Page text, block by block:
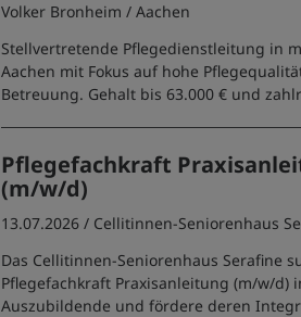
Volker Bronheim / Aachen
Stellvertretende Pflegedienstleitung in
Aachen mit Fokus auf hohe
Betreuung. Gehalt bis 63.000 € und
Pflegefachkraft
(m/w/d)
13.07.2026 / Cellitinnen-Seniorenhaus
Das Cellitinnen-Seniorenhaus Serafine
Pflegefachkraft Praxisanleitung (m/w/d)
Auszubildende und fördere deren